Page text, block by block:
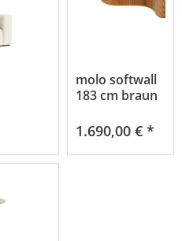
molo softwall
183 cm braun
1.690,00 € *